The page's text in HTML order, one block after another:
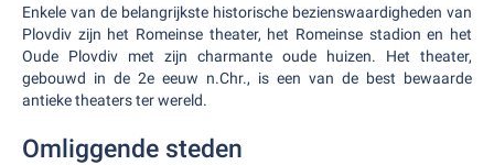
Enkele van de belangrijkste historische bezienswaardigheden van
Plovdiv zijn het Romeinse theater, het Romeinse stadion en het
Oude Plovdiv met zijn charmante oude huizen. Het theater,
gebouwd in de 2e eeuw n.Chr., is een van de best bewaarde
antieke theaters ter wereld.
Omliggende steden